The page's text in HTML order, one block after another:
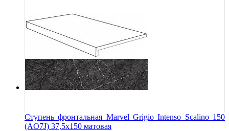
Ступень фронтальная Marvel Grigio Intenso Scalino 150
(AO7J) 37,5x150 матовая